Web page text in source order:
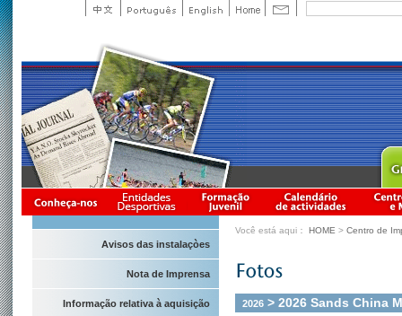
Avisos das instalaçòes
Nota de Imprensa
Informação relativa à aquisição
Você está aqui： HOME > Centro de
2026 > 2026 Sands China